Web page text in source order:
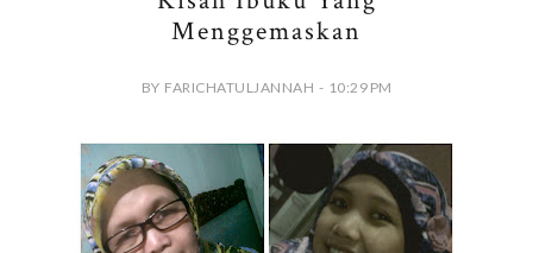
Menggemaskan
BY FARICHATULJANNAH - 10:29 PM